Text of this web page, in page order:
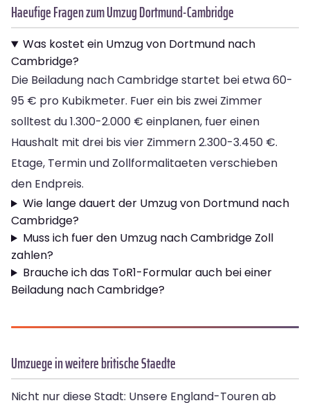
Haeufige Fragen zum Umzug Dortmund-Cambridge
Was kostet ein Umzug von Dortmund nach
Cambridge?
Die Beiladung nach Cambridge startet bei etwa 60-
95 € pro Kubikmeter. Fuer ein bis zwei Zimmer
solltest du 1.300-2.000 € einplanen, fuer einen
Haushalt mit drei bis vier Zimmern 2.300-3.450 €.
Etage, Termin und Zollformalitaeten verschieben
den Endpreis.
Wie lange dauert der Umzug von Dortmund nach
Cambridge?
Muss ich fuer den Umzug nach Cambridge Zoll
zahlen?
Brauche ich das ToR1-Formular auch bei einer
Beiladung nach Cambridge?
Umzuege in weitere britische Staedte
Nicht nur diese Stadt: Unsere England-Touren ab